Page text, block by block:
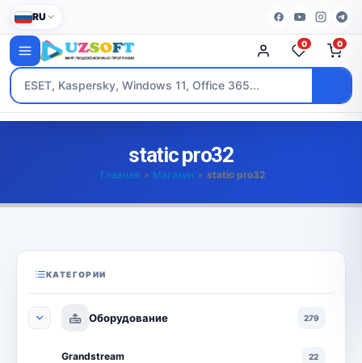
RU
0 0
static pro32
Главная » Магазин » static pro32
КАТЕГОРИИ
Оборудование 279
Grandstream 22